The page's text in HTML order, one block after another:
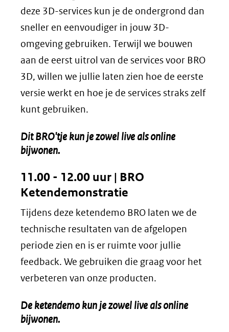
deze 3D-services kun je de ondergrond dan
sneller en eenvoudiger in jouw 3D-
omgeving gebruiken. Terwijl we bouwen
aan de eerst uitrol van de services voor BRO
3D, willen we jullie laten zien hoe de eerste
versie werkt en hoe je de services straks zelf
kunt gebruiken.
Dit BRO'tje kun je zowel live als online
bijwonen.
11.00 - 12.00 uur | BRO
Ketendemonstratie
Tijdens deze ketendemo BRO laten we de
technische resultaten van de afgelopen
periode zien en is er ruimte voor jullie
feedback. We gebruiken die graag voor het
verbeteren van onze producten.
De ketendemo kun je zowel live als online
bijwonen.